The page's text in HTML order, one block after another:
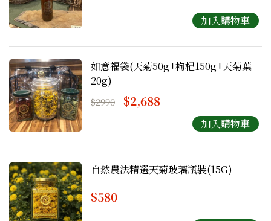
如意福袋(天菊50g+枸杞150g+天菊葉
20g)
$2990 $2,688
自然農法精選天菊玻璃瓶裝(15G)
$580